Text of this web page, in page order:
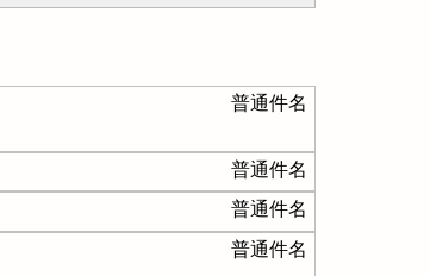
普通件名
普通件名
普通件名
普通件名